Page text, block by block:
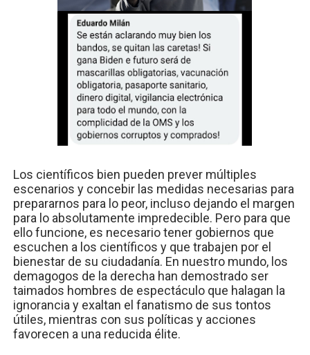
Los científicos bien pueden prever múltiples
escenarios y concebir las medidas necesarias para
prepararnos para lo peor, incluso dejando el margen
para lo absolutamente impredecible. Pero para que
ello funcione, es necesario tener gobiernos que
escuchen a los científicos y que trabajen por el
bienestar de su ciudadanía. En nuestro mundo, los
demagogos de la derecha han demostrado ser
taimados hombres de espectáculo que halagan la
ignorancia y exaltan el fanatismo de sus tontos
útiles, mientras con sus políticas y acciones
favorecen a una reducida élite.